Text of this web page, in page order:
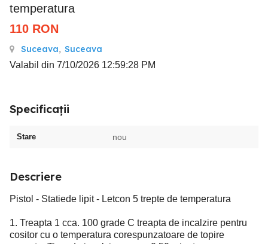
temperatura
110 RON
Suceava, Suceava
Valabil din 7/10/2026 12:59:28 PM
Specificații
Stare nou
Descriere
Pistol - Statiede lipit - Letcon 5 trepte de temperatura
1. Treapta 1 cca. 100 grade C treapta de incalzire pentru
cositor cu o temperatura corespunzatoare de topire